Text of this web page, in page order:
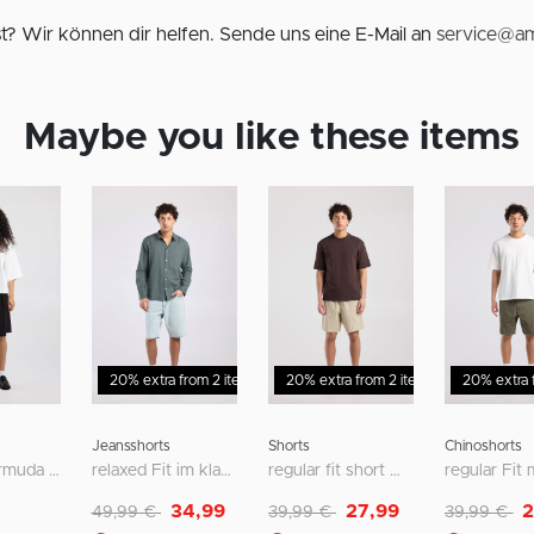
Wir können dir helfen. Sende uns eine E-Mail an
Maybe you like these items
lockere Bermuda mit Medium Waist
20% extra from 2 items Sale - 30%
Jeansshorts
relaxed Fit im klassischen Five-Pocket-Style
Reduziert von
49,99 € auf
34,99
20% extra from 2 items Sale - 30%
Shorts
regular fit short mit seiten- und gesäßtaschen
Reduziert von
39,99 € auf
27,99
20% extra
Chinoshorts
Reduziert
39,99 €